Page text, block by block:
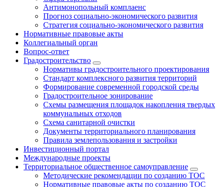
Антимонопольный комплаенс
Прогноз социально-экономического развития
Стратегия социально-экономического развития
Нормативные правовые акты
Коллегиальный орган
Вопрос-ответ
Градостроительство
Нормативы градостроительного проектирования
Стандарт комплексного развития территорий
Формирование современной городской среды
Градостроительное зонирование
Схемы размещения площадок накопления твердых
коммунальных отходов
Схема санитарной очистки
Документы территориального планирования
Правила землепользования и застройки
Инвестиционный портал
Международные проекты
Территориальное общественное самоуправление
Методические рекомендации по созданию ТОС
Нормативные правовые акты по созданию ТОС